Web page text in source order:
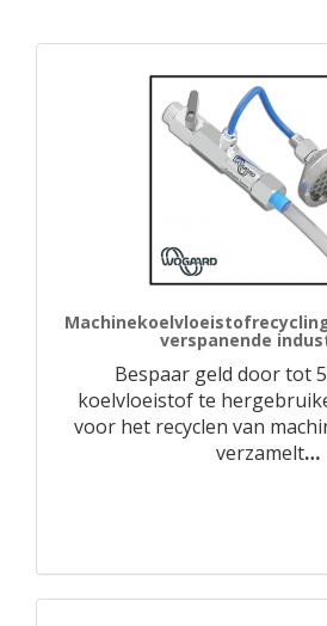
verspanende
Bespaar geld door tot
koelvloeistof te
voor het recyclen van
verzamelt…